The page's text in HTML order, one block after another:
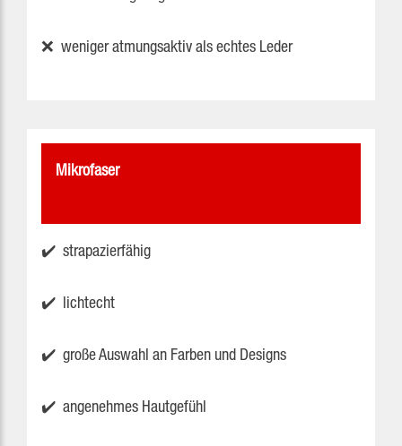
❌ weniger atmungsaktiv als echtes Leder
Mikrofaser
✔️ strapazierfähig
✔️ lichtecht
✔️ große Auswahl an Farben und Designs
✔️ angenehmes Hautgefühl